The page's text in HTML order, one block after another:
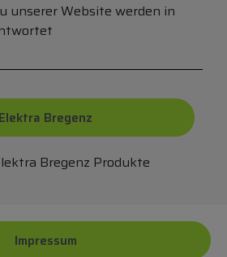
unserer Website werden in
Elektra Bregenz
Bregenz Produkte
Impressum